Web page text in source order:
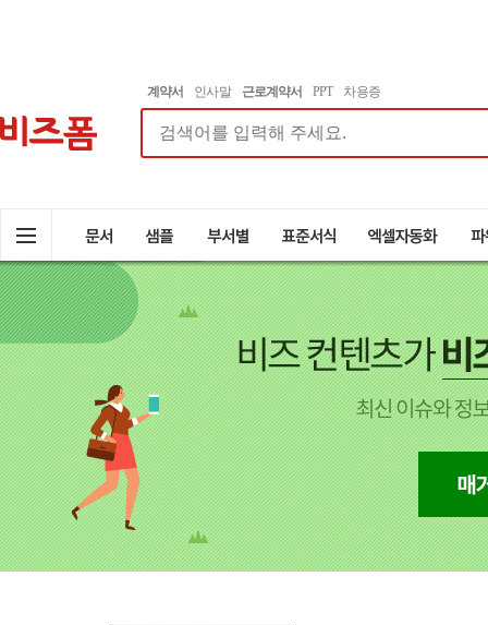
계약서 인사말 근로계약서 PPT 차용증